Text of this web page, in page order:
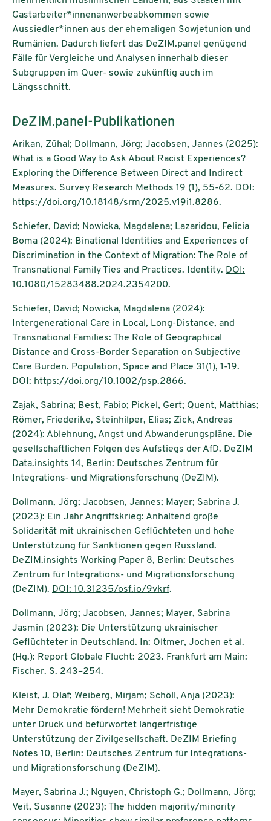
Gastarbeiter*innenanwerbeabkommen sowie
Aussiedler*innen aus der ehemaligen Sowjetunion und
Rumänien. Dadurch liefert das DeZIM.panel genügend
Fälle für Vergleiche und Analysen innerhalb dieser
Subgruppen im Quer- sowie zukünftig auch im
Längsschnitt.
DeZIM.panel-Publikationen
Arikan, Zühal; Dollmann, Jörg; Jacobsen, Jannes (2025):
What is a Good Way to Ask About Racist Experiences?
Exploring the Difference Between Direct and Indirect
Measures. Survey Research Methods 19 (1), 55-62. DOI:
https://doi.org/10.18148/srm/2025.v19i1.8286.
Schiefer, David; Nowicka, Magdalena; Lazaridou, Felicia
Boma (2024): Binational Identities and Experiences of
Discrimination in the Context of Migration: The Role of
Transnational Family Ties and Practices. Identity. DOI:
10.1080/15283488.2024.2354200.
Schiefer, David; Nowicka, Magdalena (2024):
Intergenerational Care in Local, Long-Distance, and
Transnational Families: The Role of Geographical
Distance and Cross-Border Separation on Subjective
Care Burden. Population, Space and Place 31(1), 1-19.
DOI: https://doi.org/10.1002/psp.2866.
Zajak, Sabrina; Best, Fabio; Pickel, Gert; Quent, Matthias;
Römer, Friederike, Steinhilper, Elias; Zick, Andreas
(2024): Ablehnung, Angst und Abwanderungspläne. Die
gesellschaftlichen Folgen des Aufstiegs der AfD. DeZIM
Data.insights 14, Berlin: Deutsches Zentrum für
Integrations‐ und Migrationsforschung (DeZIM).
Dollmann, Jörg; Jacobsen, Jannes; Mayer; Sabrina J.
(2023): Ein Jahr Angriffskrieg: Anhaltend große
Solidarität mit ukrainischen Geflüchteten und hohe
Unterstützung für Sanktionen gegen Russland.
DeZIM.insights Working Paper 8, Berlin: Deutsches
Zentrum für Integrations- und Migrationsforschung
(DeZIM). DOI: 10.31235/osf.io/9vkrf.
Dollmann, Jörg; Jacobsen, Jannes; Mayer, Sabrina
Jasmin (2023): Die Unterstützung ukrainischer
Geflüchteter in Deutschland. In: Oltmer, Jochen et al.
(Hg.): Report Globale Flucht: 2023. Frankfurt am Main:
Fischer. S. 243–254.
Kleist, J. Olaf; Weiberg, Mirjam; Schöll, Anja (2023):
Mehr Demokratie fördern! Mehrheit sieht Demokratie
unter Druck und befürwortet längerfristige
Unterstützung der Zivilgesellschaft. DeZIM Briefing
Notes 10, Berlin: Deutsches Zentrum für Integrations-
und Migrationsforschung (DeZIM).
Mayer, Sabrina J.; Nguyen, Christoph G.; Dollmann, Jörg;
Veit, Susanne (2023): The hidden majority/minority